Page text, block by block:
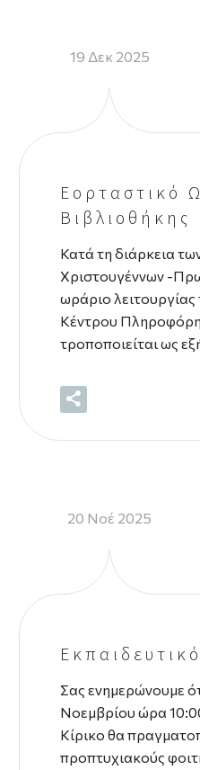
19 Δεκ 2025
Εορταστικό
Βιβλιοθήκης
Κατά τη διάρκεια
Χριστουγέννων -
ωράριο λειτουργίας
Κέντρου
τροποποιείται ως
20 Νοέ 2025
Σας ενημερώνουμε
Νοεμβρίου ώρα
Κίρικο θα
προπτυχιακούς